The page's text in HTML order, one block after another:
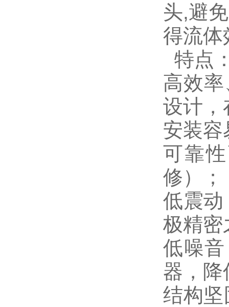
头,避
得流体
特点
高效
设计，
安装容
可靠
修）；
低震
极精密
低噪
器，降
结构